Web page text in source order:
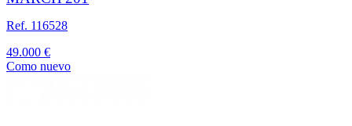
Ref. 116528
49.000 €
Como nuevo